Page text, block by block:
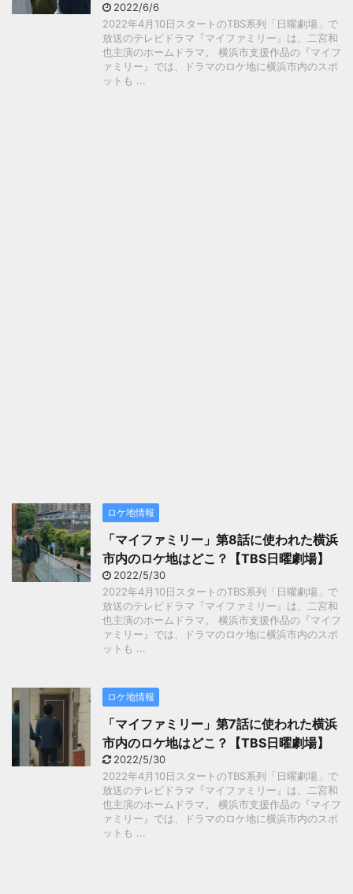
2022/6/6
2022年4月10日スタートのTBS系列「日曜劇場」で
放送のテレビドラマ『マイファミリー』は、二宮和
也主演のホームドラマ。 横浜市支援作品の『マイフ
ァミリー』では、ドラマのロケ地に横浜市内のスポ
ットも ...
ロケ地情報
「マイファミリー」第8話に使われた横浜
市内のロケ地はどこ？【TBS日曜劇場】
2022/5/30
2022年4月10日スタートのTBS系列「日曜劇場」で
放送のテレビドラマ『マイファミリー』は、二宮和
也主演のホームドラマ。 横浜市支援作品の『マイフ
ァミリー』では、ドラマのロケ地に横浜市内のスポ
ットも ...
ロケ地情報
「マイファミリー」第7話に使われた横浜
市内のロケ地はどこ？【TBS日曜劇場】
2022/5/30
2022年4月10日スタートのTBS系列「日曜劇場」で
放送のテレビドラマ『マイファミリー』は、二宮和
也主演のホームドラマ。 横浜市支援作品の『マイフ
ァミリー』では、ドラマのロケ地に横浜市内のスポ
ットも ...